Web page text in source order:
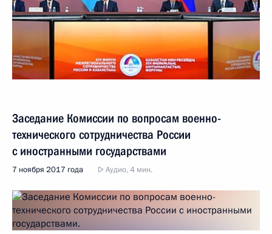
Заседание Комиссии по вопросам военно-
технического сотрудничества России
с иностранными государствами
7 ноября 2017 года Аудио, 4 мин.